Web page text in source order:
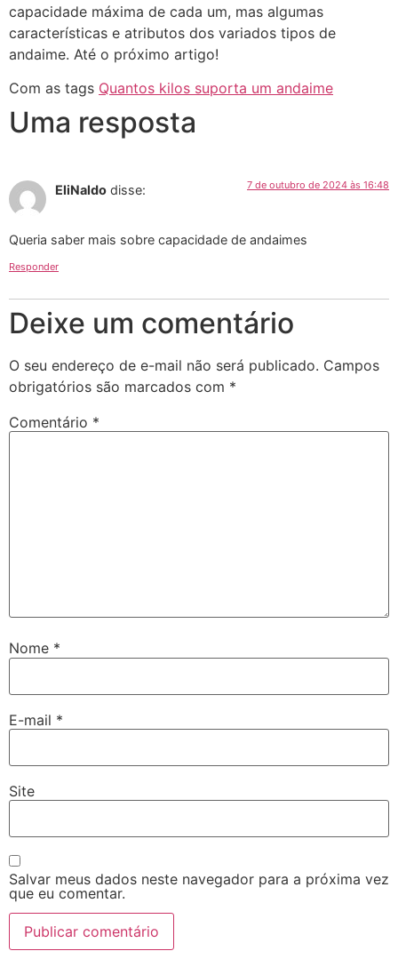
capacidade máxima de cada um, mas algumas
características e atributos dos variados tipos de
andaime. Até o próximo artigo!
Com as tags Quantos kilos suporta um andaime
Uma resposta
EliNaldo disse: 7 de outubro de 2024 às 16:48
Queria saber mais sobre capacidade de andaimes
Responder
Deixe um comentário
O seu endereço de e-mail não será publicado. Campos
obrigatórios são marcados com *
Comentário *
Nome *
E-mail *
Site
Salvar meus dados neste navegador para a próxima vez
que eu comentar.